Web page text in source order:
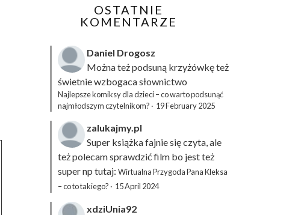
OSTATNIE
KOMENTARZE
Daniel Drogosz
Można też podsuną krzyżówkęteż
świetnie wzbogaca słownictwo
Najlepsze komiksy dla dzieci – co warto podsunąć
najmłodszym czytelnikom? · 19 February 2025
zalukajmy.pl
Super książka fajnie się czyta, ale
też polecam sprawdzić film bo jest też
super np tutaj: Wirtualna Przygoda Pana Kleksa
– co to takiego? · 15 April 2024
xdziUnia92